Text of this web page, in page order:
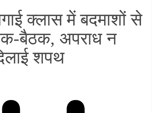
क्लास में बदमाशों से
बैठक, अपराध न
शपथ